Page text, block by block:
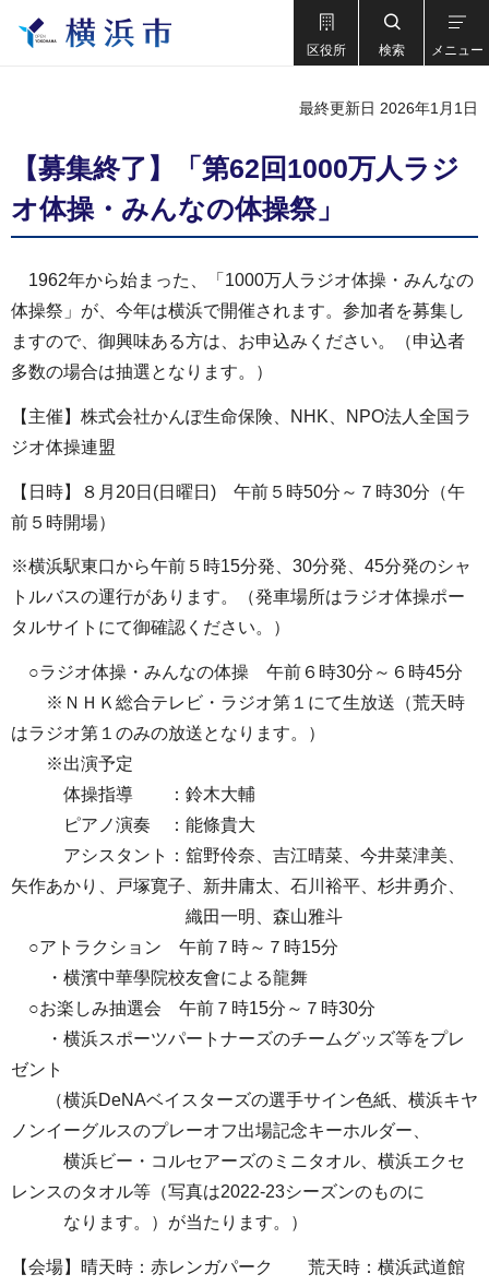
区役所 検索 メニュー
最終更新日 2026年1月1日
【募集終了】「第62回1000万人ラジ
オ体操・みんなの体操祭」
1962年から始まった、「1000万人ラジオ体操・みんなの
体操祭」が、今年は横浜で開催されます。参加者を募集し
ますので、御興味ある方は、お申込みください。（申込者
多数の場合は抽選となります。）
【主催】株式会社かんぽ生命保険、NHK、NPO法人全国ラ
ジオ体操連盟
【日時】８月20日(日曜日) 午前５時50分～７時30分（午
前５時開場）
※横浜駅東口から午前５時15分発、30分発、45分発のシャ
トルバスの運行があります。（発車場所はラジオ体操ポー
タルサイトにて御確認ください。）
○ラジオ体操・みんなの体操 午前６時30分～６時45分
※ＮＨＫ総合テレビ・ラジオ第１にて生放送（荒天時
はラジオ第１のみの放送となります。）
※出演予定
体操指導 ：鈴木大輔
ピアノ演奏 ：能條貴大
アシスタント：舘野伶奈、吉江晴菜、今井菜津美、
矢作あかり、戸塚寛子、新井庸太、石川裕平、杉井勇介、
織田一明、森山雅斗
○アトラクション 午前７時～７時15分
・横濱中華學院校友會による龍舞
○お楽しみ抽選会 午前７時15分～７時30分
・横浜スポーツパートナーズのチームグッズ等をプレ
ゼント
（横浜DeNAベイスターズの選手サイン色紙、横浜キヤ
ノンイーグルスのプレーオフ出場記念キーホルダー、
横浜ビー・コルセアーズのミニタオル、横浜エクセ
レンスのタオル等（写真は2022-23シーズンのものに
なります。）が当たります。）
【会場】晴天時：赤レンガパーク 荒天時：横浜武道館